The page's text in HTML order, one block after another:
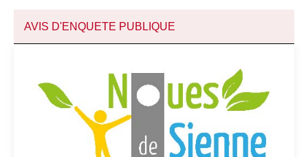
AVIS D'ENQUETE PUBLIQUE